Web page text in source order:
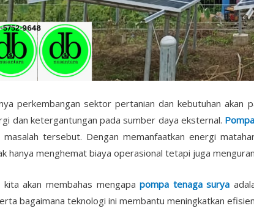
perkembangan sektor pertanian dan kebutuhan akan
dan ketergantungan pada sumber daya eksternal.
masalah tersebut. Dengan memanfaatkan energi
hanya menghemat biaya operasional tetapi juga
kita akan membahas mengapapompa tenaga surya
bagaimana teknologi ini membantu meningkatkan